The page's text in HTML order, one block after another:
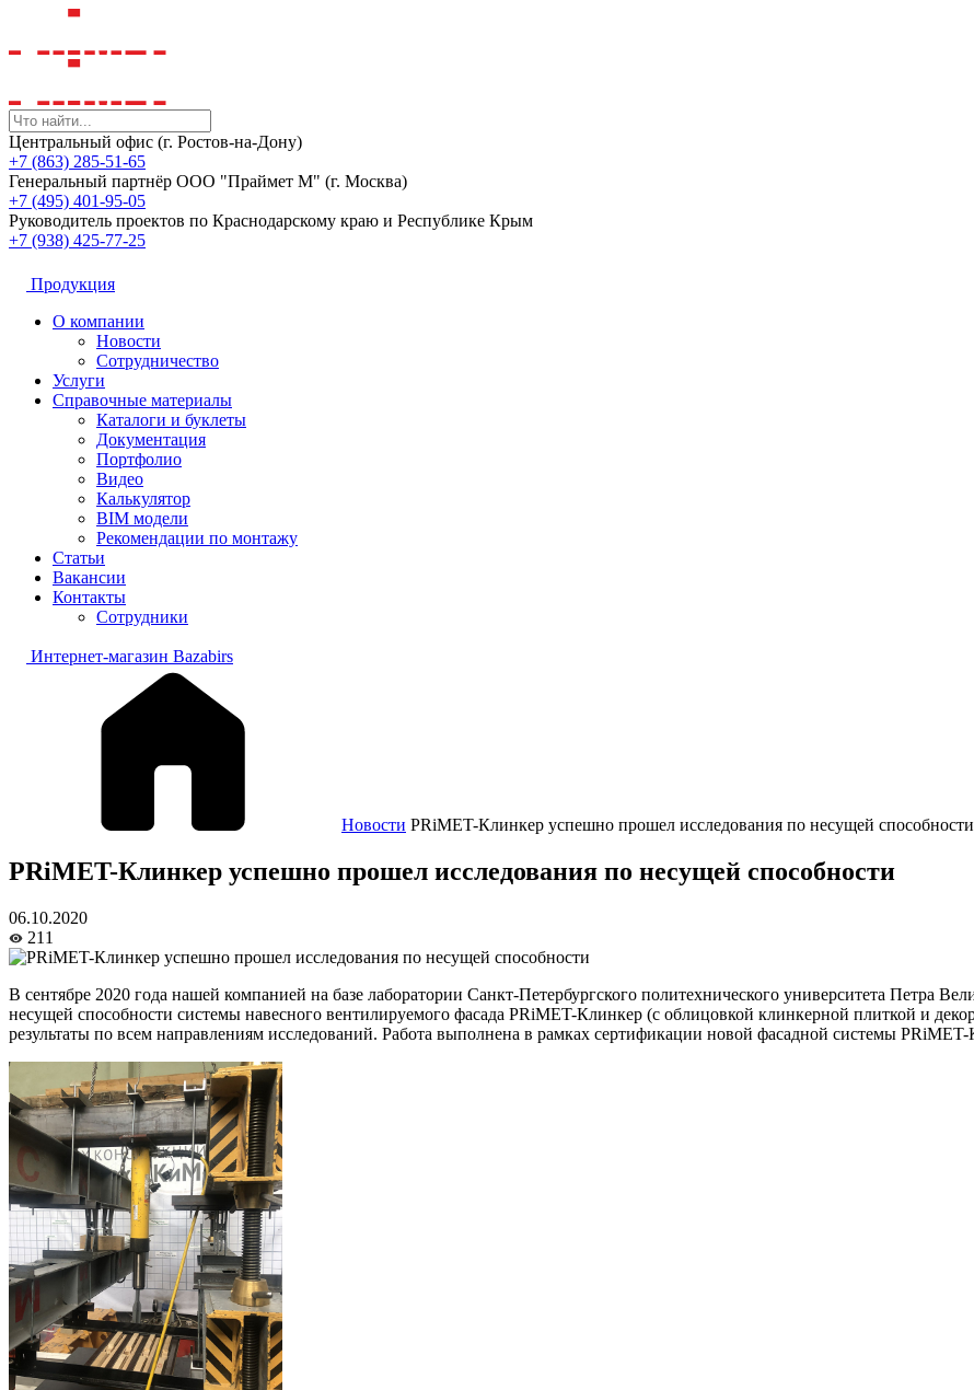
Центральный офис (г. Ростов-на-Дону)
+7 (863) 285-51-65
Генеральный партнёр ООО "Праймет М" (г. Москва)
+7 (495) 401-95-05
Руководитель проектов по Краснодарскому краю и Республике Крым
+7 (938) 425-77-25
Продукция
О компании
Новости
Сотрудничество
Услуги
Справочные материалы
Каталоги и буклеты
Документация
Портфолио
Видео
Калькулятор
BIM модели
Рекомендации по монтажу
Статьи
Вакансии
Контакты
Сотрудники
Интернет-магазин Bazabirs
Новости PRiMET-Клинкер успешно прошел исследования по несущей способности
PRiMET-Клинкер успешно прошел исследования по несущей способности
06.10.2020
211
В сентябре 2020 года нашей компанией на базе лаборатории Санкт-Петербургского политехнического университета Петра
несущей способности системы навесного вентилируемого фасада PRiMET-Клинкер (с облицовкой клинкерной плиткой и
результаты по всем направлениям исследований. Работа выполнена в рамках сертификации новой фасадной системы